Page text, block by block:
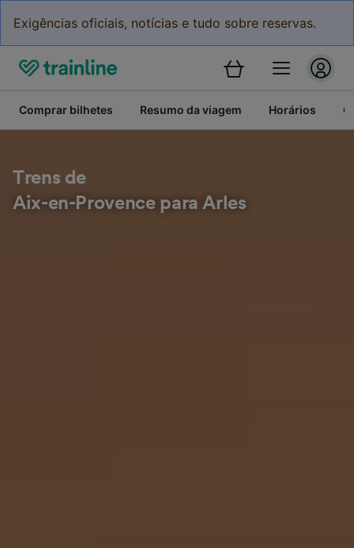
Exigências oficiais, notícias e tudo sobre reservas.
Comprar bilhetes Resumo da viagem Horários
Trens de
Aix-en-Provence para Arles